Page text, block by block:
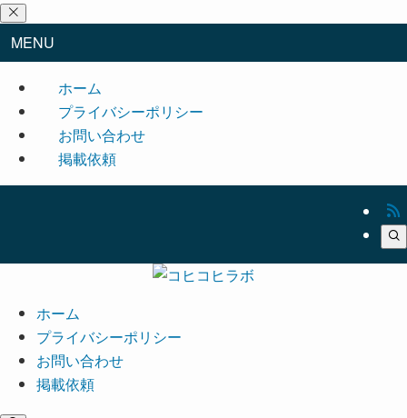
MENU
ホーム
プライバシーポリシー
お問い合わせ
掲載依頼
ホーム
プライバシーポリシー
お問い合わせ
掲載依頼